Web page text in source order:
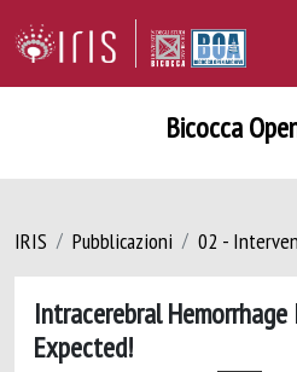
Bicocca
IRIS Pubblicazioni 02 -
Intracerebral
Expected!